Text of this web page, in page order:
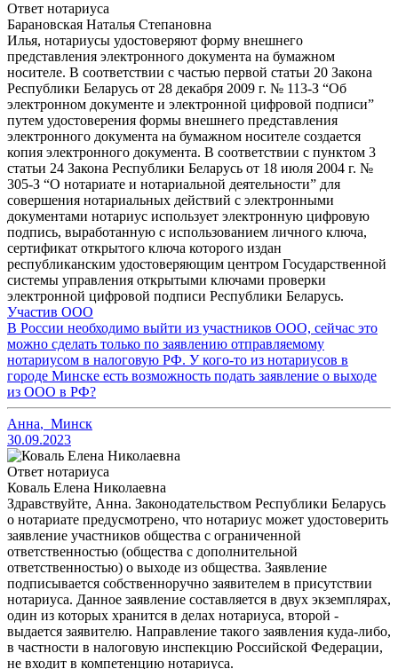
Ответ нотариуса
Барановская Наталья Степановна
Илья, нотариусы удостоверяют форму внешнего
представления электронного документа на бумажном
носителе. В соответствии с частью первой статьи 20 Закона
Республики Беларусь от 28 декабря 2009 г. № 113-З “Об
электронном документе и электронной цифровой подписи”
путем удостоверения формы внешнего представления
электронного документа на бумажном носителе создается
копия электронного документа. В соответствии с пунктом 3
статьи 24 Закона Республики Беларусь от 18 июля 2004 г. №
305-З “О нотариате и нотариальной деятельности” для
совершения нотариальных действий с электронными
документами нотариус использует электронную цифровую
подпись, выработанную с использованием личного ключа,
сертификат открытого ключа которого издан
республиканским удостоверяющим центром Государственной
системы управления открытыми ключами проверки
электронной цифровой подписи Республики Беларусь.
Участив ООО
В России необходимо выйти из участников ООО, сейчас это
можно сделать только по заявлению отправляемому
нотариусом в налоговую РФ. У кого-то из нотариусов в
городе Минске есть возможность подать заявление о выходе
из ООО в РФ?
Анна, Минск
30.09.2023
Ответ нотариуса
Коваль Елена Николаевна
Здравствуйте, Анна. Законодательством Республики Беларусь
о нотариате предусмотрено, что нотариус может удостоверить
заявление участников общества с ограниченной
ответственностью (общества с дополнительной
ответственностью) о выходе из общества. Заявление
подписывается собственноручно заявителем в присутствии
нотариуса. Данное заявление составляется в двух экземплярах,
один из которых хранится в делах нотариуса, второй -
выдается заявителю. Направление такого заявления куда-либо,
в частности в налоговую инспекцию Российской Федерации,
не входит в компетенцию нотариуса.